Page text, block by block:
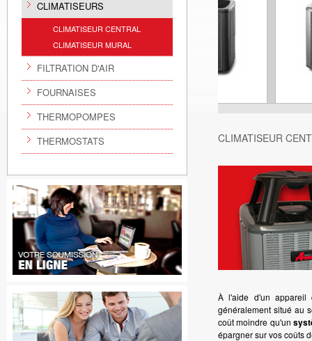
CLIMATISEURS
CLIMATISEUR CENTRAL
CLIMATISEUR MURAL
FILTRATION D'AIR
FOURNAISES
THERMOPOMPES
THERMOSTATS
CLIMATISEUR
À l'aide d'un
généralement situé au
coût moindre qu'un
épargner sur vos coûts